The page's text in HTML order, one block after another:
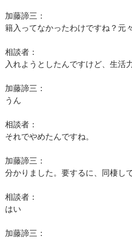
加藤諦三：
籍入ってなかったわけですね？元々
相談者：
入れようとしたんですけど、生活
加藤諦三：
うん
相談者：
それでやめたんですね。
加藤諦三：
分かりました。要するに、同棲し
相談者：
はい
加藤諦三：